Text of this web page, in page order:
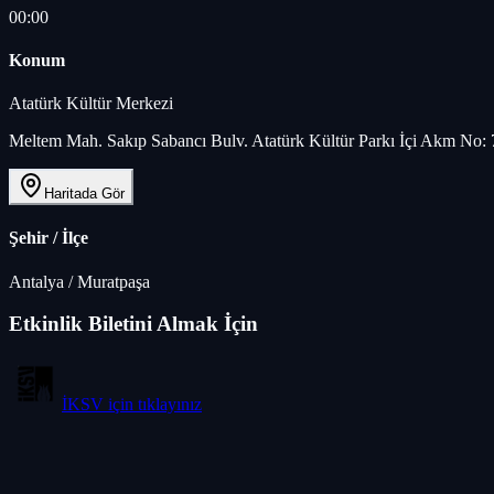
00:00
Konum
Atatürk Kültür Merkezi
Meltem Mah. Sakıp Sabancı Bulv. Atatürk Kültür Parkı İçi Akm No:
Haritada Gör
Şehir / İlçe
Antalya /Muratpaşa
Etkinlik Biletini Almak İçin
İKSV için tıklayınız